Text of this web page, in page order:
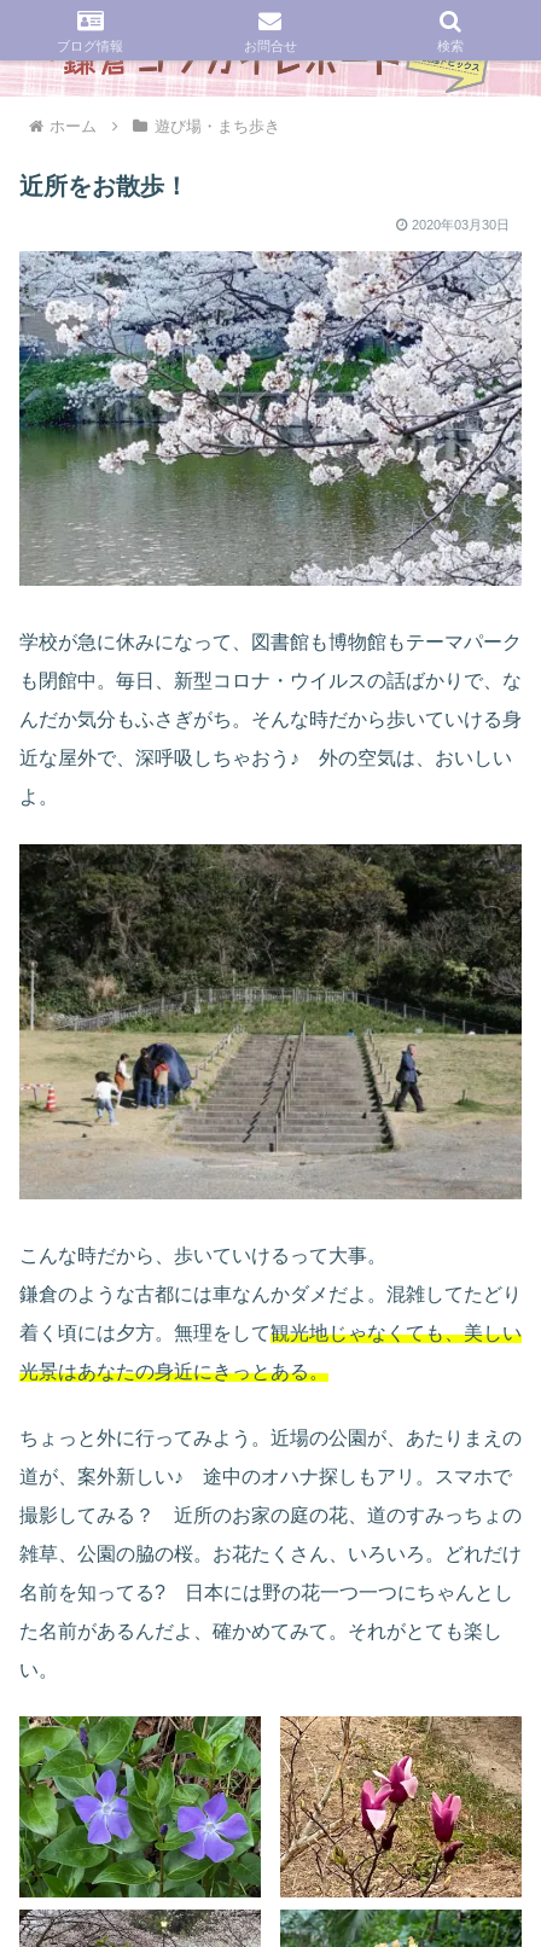
ホーム 遊び場・まち歩き
近所をお散歩！
2020年03月30日
学校が急に休みになって、図書館も博物館もテーマパーク
も閉館中。毎日、新型コロナ・ウイルスの話ばかりで、な
んだか気分もふさぎがち。そんな時だから歩いていける身
近な屋外で、深呼吸しちゃおう♪ 外の空気は、おいしい
よ。
こんな時だから、歩いていけるって大事。
鎌倉のような古都には車なんかダメだよ。混雑してたどり
着く頃には夕方。無理をして観光地じゃなくても、美しい
光景はあなたの身近にきっとある。
ちょっと外に行ってみよう。近場の公園が、あたりまえの
道が、案外新しい♪ 途中のオハナ探しもアリ。スマホで
撮影してみる？ 近所のお家の庭の花、道のすみっちょの
雑草、公園の脇の桜。お花たくさん、いろいろ。どれだけ
名前を知ってる? 日本には野の花一つ一つにちゃんとし
た名前があるんだよ、確かめてみて。それがとても楽し
い。
ブログ情報 お問合せ 検索